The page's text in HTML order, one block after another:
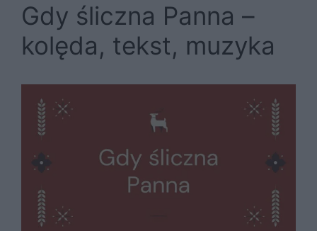
Gdy śliczna Panna –
kolęda, tekst, muzyka